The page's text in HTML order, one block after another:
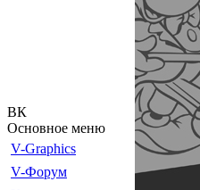
ВК
Основное меню
V-Graphics
V-Форум